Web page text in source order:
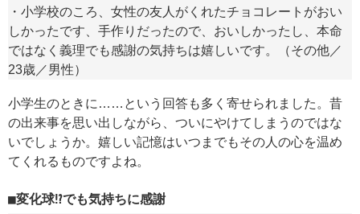
・小学校のころ、女性の友人がくれたチョコレートがおい
しかったです、手作りだったので、おいしかったし、本命
ではなく義理でも感謝の気持ちは嬉しいです。（その他／
23歳／男性）
小学生のときに……という回答も多く寄せられました。昔
の出来事を思い出しながら、ついにやけてしまうのではな
いでしょうか。嬉しい記憶はいつまでもその人の心を温め
てくれるものですよね。
変化球⁉でも気持ちに感謝